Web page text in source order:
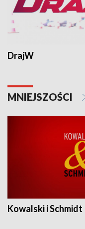
DrajW
MNIEJSZOŚCI
Kowalski i Schmidt